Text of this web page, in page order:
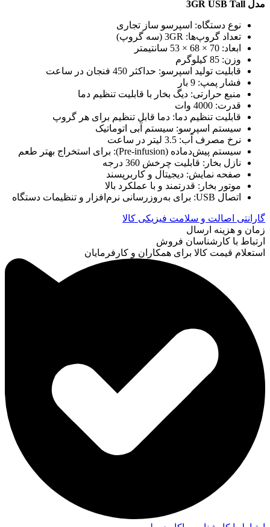
مدل 3GR USB Tall
نوع دستگاه: اسپرسو ساز تجاری
تعداد گروپ‌ها: 3GR (سه گروپ)
ابعاد: 70 × 68 × 53 سانتیمتر
وزن: 85 کیلوگرم
قابلیت تولید اسپرسو: حداکثر 450 فنجان در ساعت
فشار پمپ: 9 بار
منبع حرارتی: دیگ بخار با قابلیت تنظیم دما
قدرت: 4000 وات
قابلیت تنظیم دما: دما قابل تنظیم برای هر گروپ
سیستم اسپرسو: سیستم آبی اتوماتیک
نرخ مصرف آب: 3.5 لیتر در ساعت
سیستم پیش‌دماده (Pre-infusion): برای استخراج بهتر طعم
نازل بخار: قابلیت چرخش 360 درجه
صفحه نمایش: دیجیتال و کاربرپسند
موتور بخار: قدرتمند و با عملکرد بالا
اتصال USB: برای به‌روزرسانی نرم‌افزار و تنظیمات دستگاه
گارانتی اصالت و سلامت فیزیکی کالا
زمان و هزینه ارسال
ارتباط با کارشناسان فروش
استعلام قیمت کالا برای همکاران و کارفرمایان